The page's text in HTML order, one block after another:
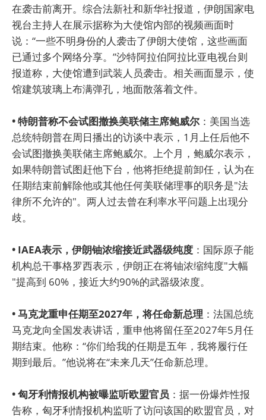
在袭击前离开。综合法新社和新华社报道，伊朗国家电
视台主持人在展示据称为大使馆内部的视频画面时
说：“一些不明身份的人袭击了伊朗大使馆，这些画面
已通过多个网络分享。”沙特阿拉伯阿拉比亚电视台则
报道称，大使馆遭到武装人员袭击。相关画面显示，使
馆建筑玻璃上布满弹孔，地面散落着文件。
• 特朗普称不会试图撤换美联储主席鲍威尔 ：美国当选
总统特朗普在周日播出的访谈中表示，1月上任后他不
会试图撤换美联储主席鲍威尔。上个月，鲍威尔表示，
如果特朗普试图赶他下台，他将拒绝提前卸任，认为在
任期结束前解除他或其他任何美联储理事的职务是"法
律所不允许的"。两人过去曾在利率水平问题上出现分
歧。
• IAEA表示，伊朗铀浓缩接近武器级纯度 ：国际原子能
机构总干事格罗西表示，伊朗正在将铀浓缩纯度"大幅
"提高到 60%，接近大约90%的武器级浓度。
• 马克龙重申任期至2027年，将任命新总理 ：法国总统
马克龙向全国发表讲话，重申他将留任至2027年5月任
期结束。他称：“你们给我的任期是五年，我将履行任
期到最后。”他说将在“未来几天”任命新总理。
• 匈牙利情报机构被曝监听欧盟官员 ：据一份爆炸性报
告称，匈牙利情报机构监听了访问该国的欧盟官员，对